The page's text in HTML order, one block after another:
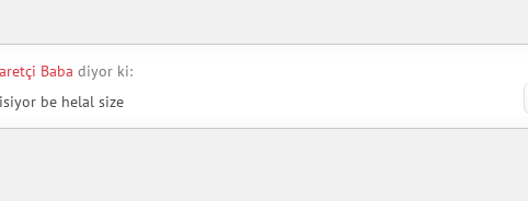
Baba diyor ki:
be helal size